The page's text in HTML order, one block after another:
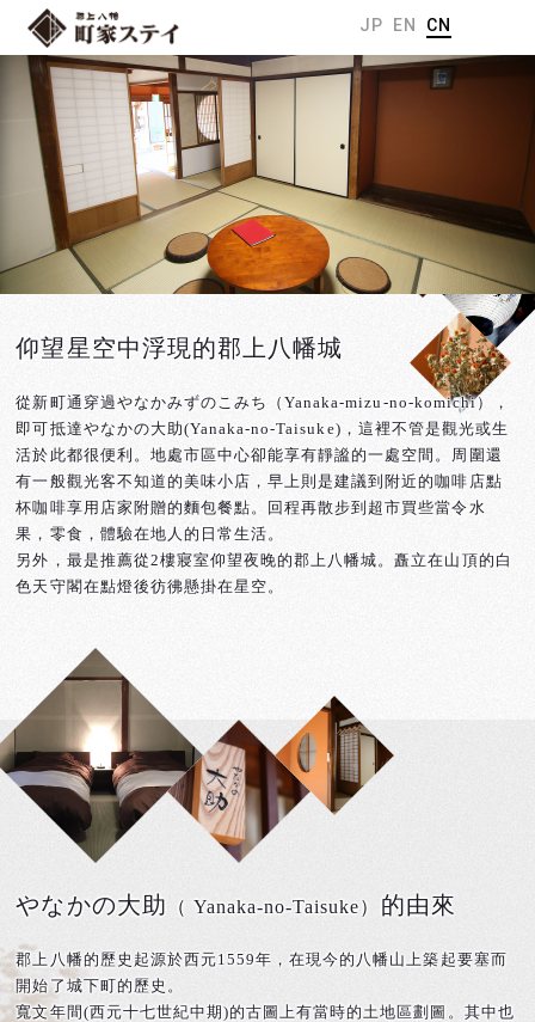
JP EN CN
仰望星空中浮現的郡上八幡城
從新町通穿過やなかみずのこみち（Yanaka-mizu-no-komichi），
即可抵達やなかの大助(Yanaka-no-Taisuke)，這裡不管是觀光或生
活於此都很便利。地處市區中心卻能享有靜謐的一處空間。周圍還
有一般觀光客不知道的美味小店，早上則是建議到附近的咖啡店點
杯咖啡享用店家附贈的麵包餐點。回程再散步到超市買些當令水
果，零食，體驗在地人的日常生活。
另外，最是推薦從2樓寢室仰望夜晚的郡上八幡城。矗立在山頂的白
色天守閣在點燈後彷彿懸掛在星空。
やなかの大助 （ Yanaka-no-Taisuke） 的由來
郡上八幡的歷史起源於西元1559年，在現今的八幡山上築起要塞而
開始了城下町的歷史。
寬文年間(西元十七世紀中期)的古圖上有當時的土地區劃圖。其中也